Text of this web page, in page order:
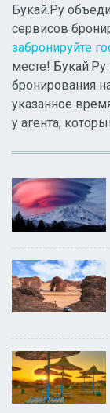
Букай.Ру
сервисов
забронируйте
месте!
бронирования
указанное
у агента,